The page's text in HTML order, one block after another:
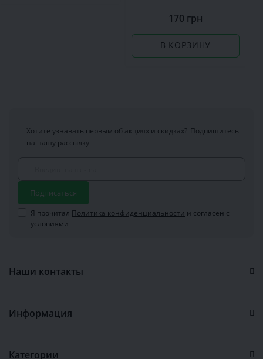
170 грн
В КОРЗИНУ
Хотите узнавать первым об акциях и скидках? Подпишитесь
на нашу рассылку
Подписаться
Я прочитал Политика конфиденциальности и согласен с
условиями
Наши контакты
Информация
Категории